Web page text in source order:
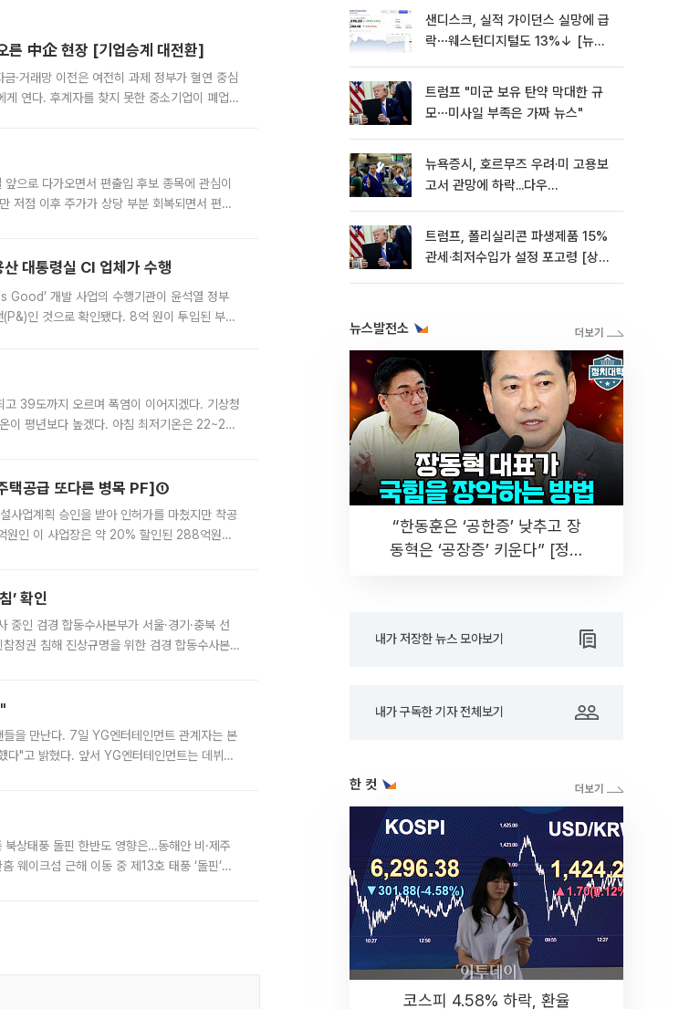
른 中企 현장 [기업승계 대전환]
·거래망 이전은 여전히 과제 정부가 혈연 중심
연다. 후계자를 찾지 못한 중소기업이 폐업
으로 다가오면서 편출입 후보 종목에 관심이
저점 이후 주가가 상당 부분 회복되면서 편입
대통령실 CI 업체가 수행
Good’ 개발 사업의 수행기관이 윤석열 정부
인 것으로 확인됐다. 8억 원이 투입된 부산
고 39도까지 오르며 폭염이 이어지겠다. 기상청
이 평년보다 높겠다. 아침 최저기온은 22~27
택공급 또다른 병목 PF]①
사업계획 승인을 받아 인허가를 마쳤지만 착공
원인 이 사업장은 약 20% 할인된 288억원에
’ 확인
인 검경 합동수사본부가 서울·경기·충북 선
정권 침해 진상규명을 위한 검경 합동수사본
을 만난다. 7일 YG엔터테인먼트 관계자는 본
"고 밝혔다. 앞서 YG엔터테인먼트는 데뷔
상태풍 돌핀 한반도 영향은…동해안 비·제주
웨이크섬 근해 이동 중 제13호 태풍 ‘돌핀’이
샌디스크, 실적 가이던스 실망에 급
락⋯웨스턴디지털도 13%↓ [뉴욕
트럼프 "미군 보유 탄약 막대한 규
모⋯미사일 부족은 가짜 뉴스"
뉴욕증시, 호르무즈 우려·미 고용보
고서 관망에 하락...다우
트럼프, 폴리실리콘 파생제품 15%
관세·최저수입가 설정 포고령 [상
뉴스발전소
“한동훈은 ‘공한증’ 낮추고 장
동혁은 ‘공장증’ 키운다” [정치
내가 저장한 뉴스 모아보기
내가 구독한 기자 전체보기
한 컷
코스피 4.58% 하락, 환율